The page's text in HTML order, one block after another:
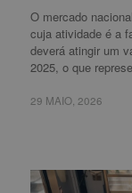
O mercado
cuja atividade é a
deverá atingir um
2025, o que
29 MAIO, 2026
29 MAIO, 2026